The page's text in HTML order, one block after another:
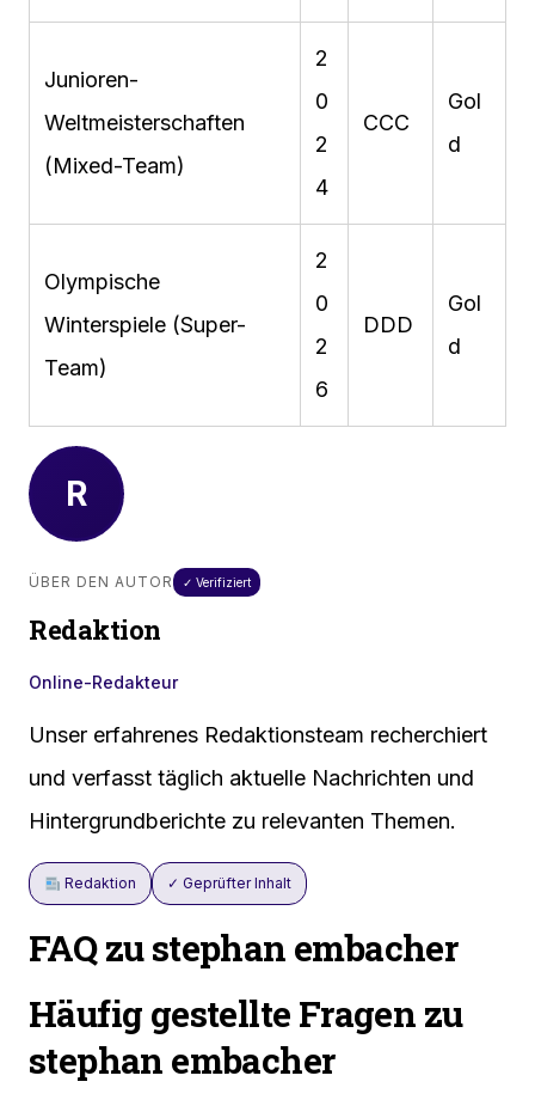
Junioren-
Weltmeisterschaften
(Mixed-Team)
2
0
2
4
CCC
Gol
d
Olympische
Winterspiele (Super-
Team)
2
0
2
6
DDD
Gol
d
R
ÜBER DEN AUTOR ✓ Verifiziert
Redaktion
Online-Redakteur
Unser erfahrenes Redaktionsteam recherchiert
und verfasst täglich aktuelle Nachrichten und
Hintergrundberichte zu relevanten Themen.
Redaktion ✓ Geprüfter Inhalt
FAQ zu stephan embacher
Häufig gestellte Fragen zu
stephan embacher